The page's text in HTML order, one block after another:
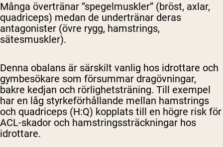
Många övertränar ”spegelmuskler” (bröst, axlar,
quadriceps) medan de undertränar deras
antagonister (övre rygg, hamstrings,
sätesmuskler).
Denna obalans är särskilt vanlig hos idrottare och
gymbesökare som försummar dragövningar,
bakre kedjan och rörlighetsträning. Till exempel
har en låg styrkeförhållande mellan hamstrings
och quadriceps (H:Q) kopplats till en högre risk för
ACL-skador och hamstringssträckningar hos
idrottare.